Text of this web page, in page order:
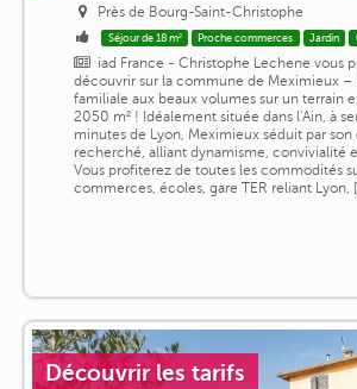
Près de Bourg-Saint-Christophe
Séjour de 18 m² Proche commerces Jardin
iad France - Christophe Lechene vous
découvrir sur la commune de Meximieux –
familiale aux beaux volumes sur un terrain
2050 m² ! Idéalement située dans l'Ain, à
minutes de Lyon, Meximieux séduit par son
recherché, alliant dynamisme, convivialité
Vous profiterez de toutes les commodités
commerces, écoles, gare TER reliant Lyon,
Découvrir les tarifs